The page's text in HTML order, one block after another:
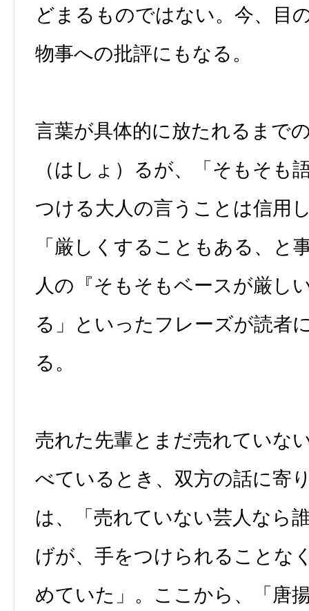
どまるものではない。今、目
物事への批評にもなる。
言葉が具体的に放たれるまで
（はしょ）るが、「そもそも
つける大人の言うことは信用
「厳しくすることもある、と
人の『そもそもベースが厳し
る」といったフレーズが読者
る。
売れた先輩とまだ売れていな
べているとき、双方の話に寄
は、「売れていない芸人なら
げが、手をつけられることな
めていた」。ここから、「唐